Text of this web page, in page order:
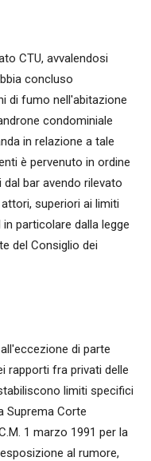
CTU, avvalendosi
concluso
di fumo nell'abitazione
condominiale
in relazione a tale
è pervenuto in ordine
bar avendo rilevato
superiori ai limiti
particolare dalla legge
del Consiglio dei
di parte
rapporti fra privati delle
limiti specifici
Suprema Corte
1 marzo 1991 per la
al rumore,